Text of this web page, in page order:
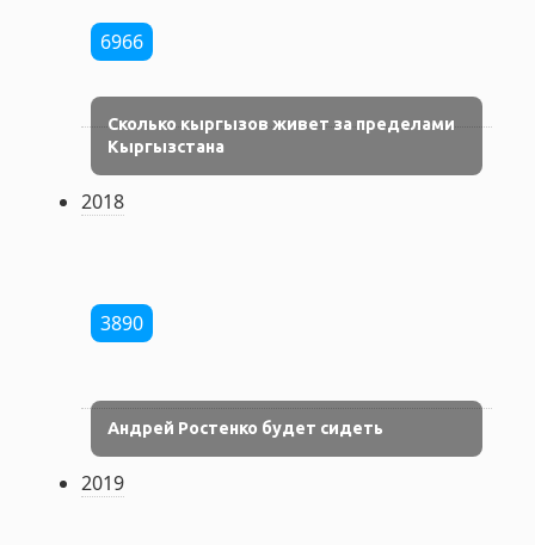
6966
Сколько кыргызов живет за пределами
Кыргызстана
2018
3890
Андрей Ростенко будет сидеть
2019